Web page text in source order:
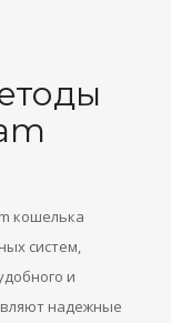
кошелька
систем,
и
надежные